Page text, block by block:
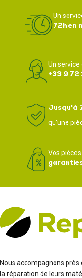
Un
72h en
Un service
+33 9 72
Jusqu'à
qu'une
Vos
Nous accompagnons près
la réparation de leurs